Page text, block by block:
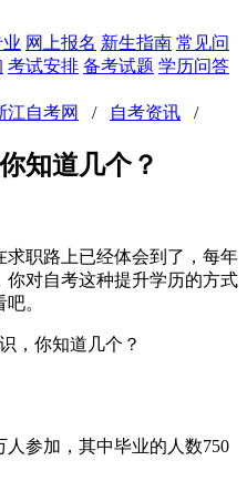
网上报名 新生指南 常见问
考试安排 备考试题 学历问答
江自考网 / 自考资讯 /
知道几个？
职路上已经体会到了，每年
对自考这种提升学历的方式
。
人参加，其中毕业的人数750